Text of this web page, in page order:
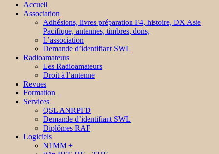
Accueil
Association
Adhésions, livres préparation F4, histoire, DX Asie
Pacifique, antennes, timbres, dons,
L’association
Demande d’identifiant SWL
Radioamateurs
Les Radioamateurs
Droit à l’antenne
Revues
Formation
Services
QSL ANRPFD
Demande d’identifiant SWL
Diplômes RAF
Logiciels
N1MM +